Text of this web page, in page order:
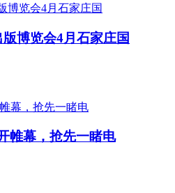
博览会4月石家庄国
帷幕，抢先一睹电